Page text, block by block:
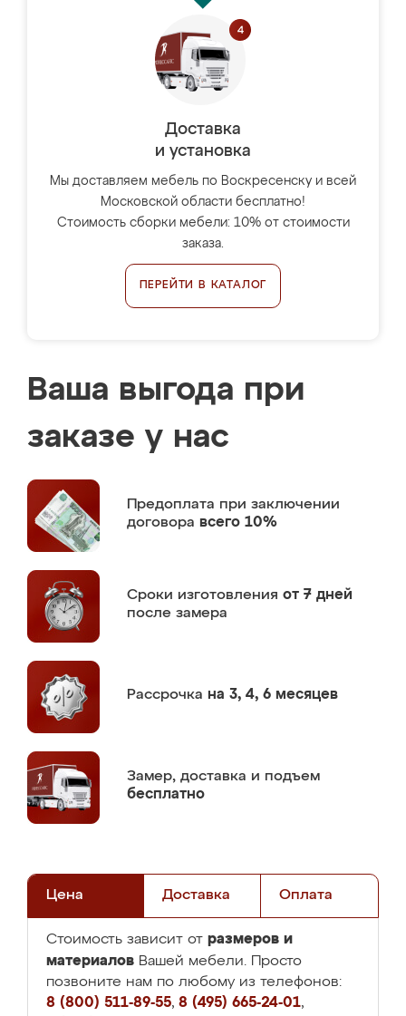
Доставка
и установка
Мы доставляем мебель по Воскресенску и всей
Московской области бесплатно!
Стоимость сборки мебели: 10% от стоимости
заказа.
ПЕРЕЙТИ В КАТАЛОГ
Ваша выгода при
заказе у нас
Предоплата при заключении
договора всего 10%
Сроки изготовления от 7 дней
после замера
Рассрочка на 3, 4, 6 месяцев
Замер, доставка и подъем
бесплатно
Цена Доставка Оплата
Стоимость зависит от размеров и
материалов Вашей мебели. Просто
позвоните нам по любому из телефонов:
8 (800) 511-89-55, 8 (495) 665-24-01,